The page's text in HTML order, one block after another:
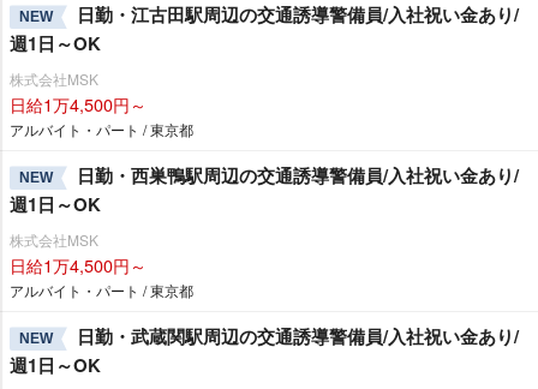
NEW
日勤・江古田駅周辺の交通誘導警備員/入社祝い金あり/
週1日～OK
株式会社MSK
日給1万4,500円～
アルバイト・パート / 東京都
NEW
日勤・西巣鴨駅周辺の交通誘導警備員/入社祝い金あり/
週1日～OK
株式会社MSK
日給1万4,500円～
アルバイト・パート / 東京都
NEW
日勤・武蔵関駅周辺の交通誘導警備員/入社祝い金あり/
週1日～OK